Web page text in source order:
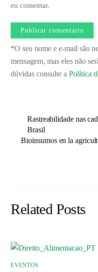
eu comentar.
*O seu nome e e-mail são
mensagem, mas eles não
dúvidas consulte aPolítica
Rastreabilidade nas
Brasil
Bioinsumos en la
Related Posts
EVENTOS